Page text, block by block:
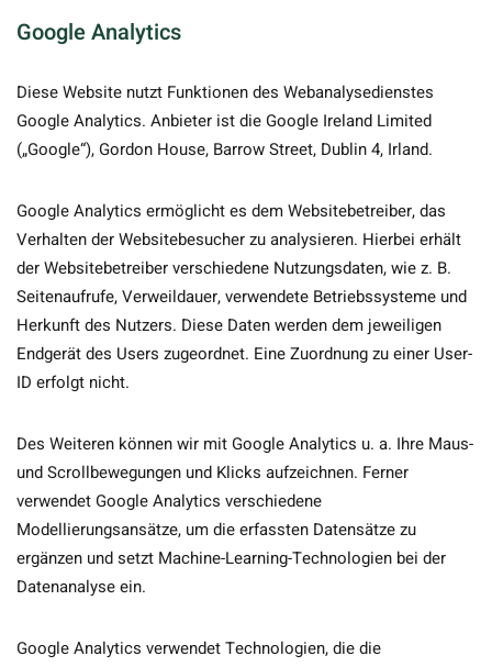
Google Analytics
Diese Website nutzt Funktionen des Webanalysedienstes
Google Analytics. Anbieter ist die Google Ireland Limited
(„Google“), Gordon House, Barrow Street, Dublin 4, Irland.
Google Analytics ermöglicht es dem Websitebetreiber, das
Verhalten der Websitebesucher zu analysieren. Hierbei erhält
der Websitebetreiber verschiedene Nutzungsdaten, wie z. B.
Seitenaufrufe, Verweildauer, verwendete Betriebssysteme und
Herkunft des Nutzers. Diese Daten werden dem jeweiligen
Endgerät des Users zugeordnet. Eine Zuordnung zu einer User-
ID erfolgt nicht.
Des Weiteren können wir mit Google Analytics u. a. Ihre Maus-
und Scrollbewegungen und Klicks aufzeichnen. Ferner
verwendet Google Analytics verschiedene
Modellierungsansätze, um die erfassten Datensätze zu
ergänzen und setzt Machine-Learning-Technologien bei der
Datenanalyse ein.
Google Analytics verwendet Technologien, die die